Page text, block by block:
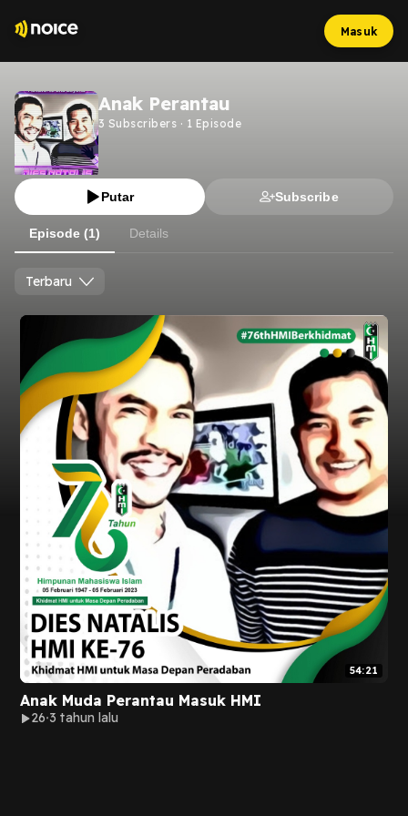
Masuk
Anak Perantau
3 Subscribers · 1 Episode
Putar Subscribe
Episode (1) Details
Terbaru
54:21
Anak Muda Perantau Masuk HMI
26 3 tahun lalu